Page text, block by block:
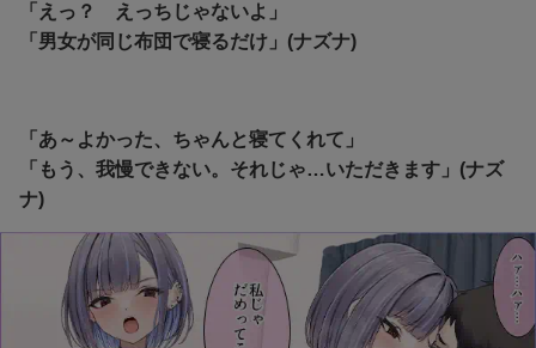
「えっ？ えっちじゃないよ」
「男女が同じ布団で寝るだけ」(ナズナ)
「あ～よかった、ちゃんと寝てくれて」
「もう、我慢できない。それじゃ…いただきます」(ナズ
ナ)